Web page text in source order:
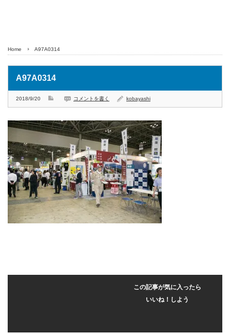
Home A97A0314
A97A0314
2018/9/20 コメントを書く kobayashi
この記事が気に入ったら
いいね！しよう